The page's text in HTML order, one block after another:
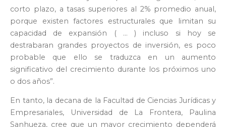
corto plazo, a tasas superiores al 2% promedio anual,
porque existen factores estructurales que limitan su
capacidad de expansión ( … ) incluso si hoy se
destrabaran grandes proyectos de inversión, es poco
probable que ello se traduzca en un aumento
significativo del crecimiento durante los próximos uno
o dos años”.
En tanto, la decana de la Facultad de Ciencias Jurídicas y
Empresariales, Universidad de La Frontera, Paulina
Sanhueza, cree que un mayor crecimiento dependerá